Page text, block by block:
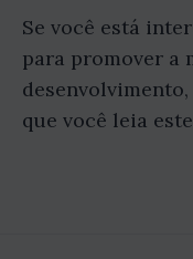
Se você está
para promover a
que você leia